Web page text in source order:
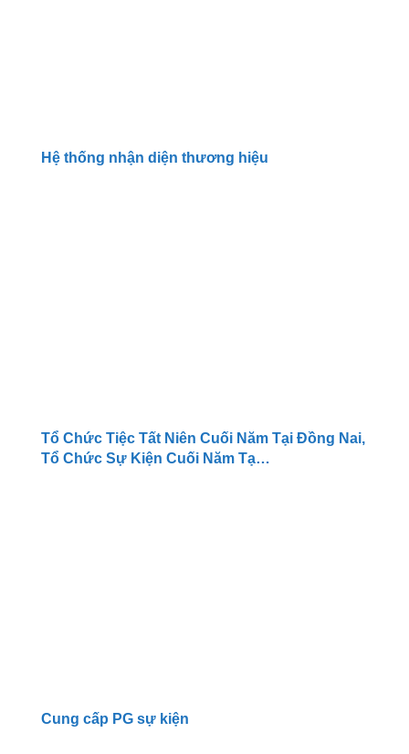
Hệ thống nhận diện thương hiệu
Tổ Chức Tiệc Tất Niên Cuối Năm Tại Đồng Nai,
Tổ Chức Sự Kiện Cuối Năm Tạ…
Cung cấp PG sự kiện